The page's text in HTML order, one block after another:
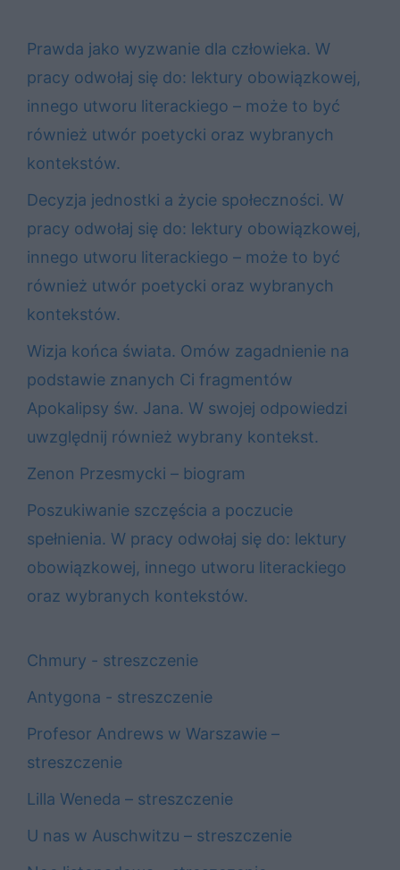
Prawda jako wyzwanie dla człowieka. W
pracy odwołaj się do: lektury obowiązkowej,
innego utworu literackiego – może to być
również utwór poetycki oraz wybranych
kontekstów.
Decyzja jednostki a życie społeczności. W
pracy odwołaj się do: lektury obowiązkowej,
innego utworu literackiego – może to być
również utwór poetycki oraz wybranych
kontekstów.
Wizja końca świata. Omów zagadnienie na
podstawie znanych Ci fragmentów
Apokalipsy św. Jana. W swojej odpowiedzi
uwzględnij również wybrany kontekst.
Zenon Przesmycki – biogram
Poszukiwanie szczęścia a poczucie
spełnienia. W pracy odwołaj się do: lektury
obowiązkowej, innego utworu literackiego
oraz wybranych kontekstów.
Chmury - streszczenie
Antygona - streszczenie
Profesor Andrews w Warszawie –
streszczenie
Lilla Weneda – streszczenie
U nas w Auschwitzu – streszczenie